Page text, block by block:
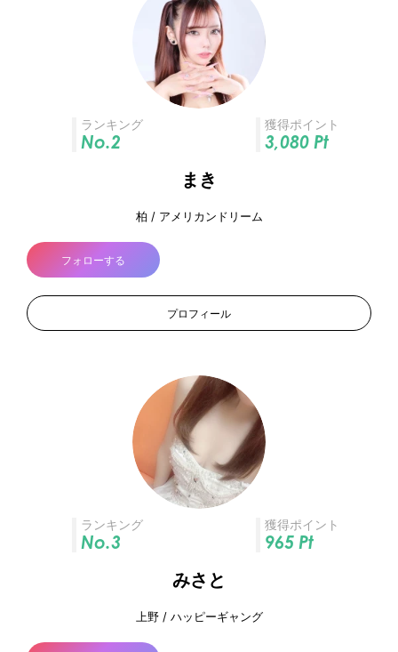
ランキング
No.2
獲得ポイント
3,080 Pt
まき
柏 / アメリカンドリーム
フォローする
プロフィール
ランキング
No.3
獲得ポイント
965 Pt
みさと
上野 / ハッピーギャング